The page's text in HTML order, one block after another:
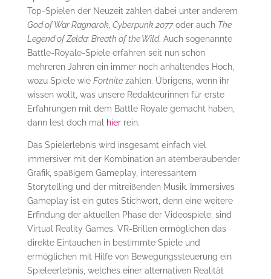
Top-Spielen der Neuzeit zählen dabei unter anderem
God of War Ragnarök, Cyberpunk 2077oder auch The
Legend of Zelda: Breath of the Wild. Auch sogenannte
Battle-Royale-Spiele erfahren seit nun schon
mehreren Jahren ein immer noch anhaltendes Hoch,
wozu Spiele wie Fortnitezählen. Übrigens, wenn ihr
wissen wollt, was unsere Redakteurinnen für erste
Erfahrungen mit dem Battle Royale gemacht haben,
dann lest doch mal hierrein.
Das Spielerlebnis wird insgesamt einfach viel
immersiver mit der Kombination an atemberaubender
Grafik, spaßigem Gameplay, interessantem
Storytelling und der mitreißenden Musik. Immersives
Gameplay ist ein gutes Stichwort, denn eine weitere
Erfindung der aktuellen Phase der Videospiele, sind
Virtual Reality Games. VR-Brillen ermöglichen das
direkte Eintauchen in bestimmte Spiele und
ermöglichen mit Hilfe von Bewegungssteuerung ein
Spieleerlebnis, welches einer alternativen Realität